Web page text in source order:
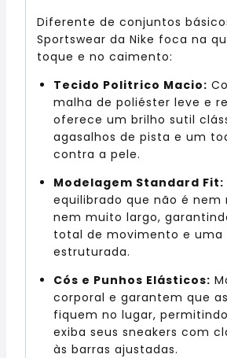
Diferente de conjuntos
Sportswear da Nike foca na
toque e no caimento:
Tecido Politrico Macio:
malha de poliéster leve e
oferece um brilho sutil
agasalhos de pista e um
contra a pele.
Modelagem Standard Fit:
equilibrado que não é nem
nem muito largo,
total de movimento e uma
estruturada.
Cós e Punhos Elásticos:
corporal e garantem que
fiquem no lugar,
exiba seus sneakers com
às barras ajustadas.